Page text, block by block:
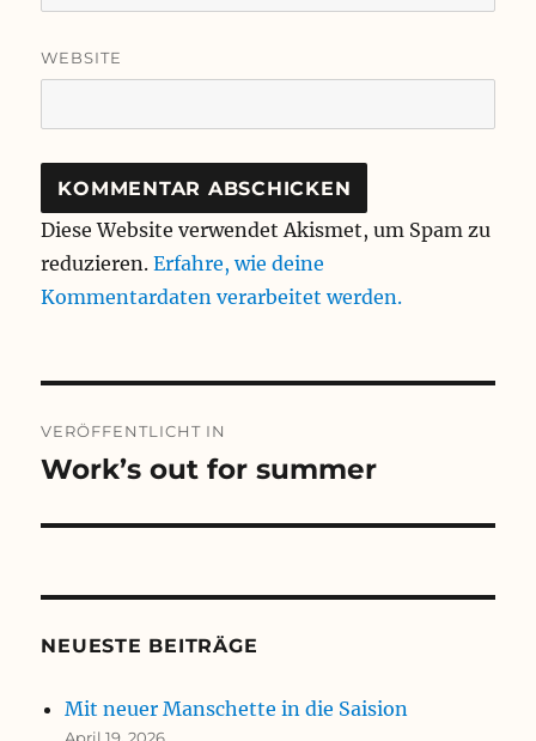
WEBSITE
Diese Website verwendet Akismet, um Spam zu
reduzieren.Erfahre, wie deine
Kommentardaten verarbeitet werden.
VERÖFFENTLICHT IN
Work’s out for summer
NEUESTE BEITRÄGE
Mit neuer Manschette in die Saision